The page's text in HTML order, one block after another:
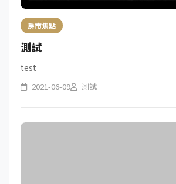
房市焦點
測試
test
2021-06-09 測試